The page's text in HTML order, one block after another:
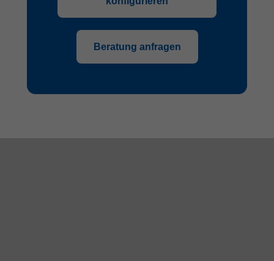
Beratung anfragen